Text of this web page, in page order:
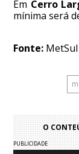
Em Cerro
mínima será
Fonte:
O
PUBLICIDADE